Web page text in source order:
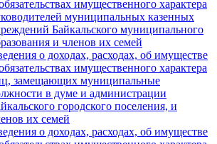
имущественного характера
муниципальных казенных
Байкальского муниципального
и членов их семей
о доходах, расходах, об имуществе
имущественного характера
замещающих муниципальные
в думе и администрации
городского поселения, и
их семей
о доходах, расходах, об имуществе